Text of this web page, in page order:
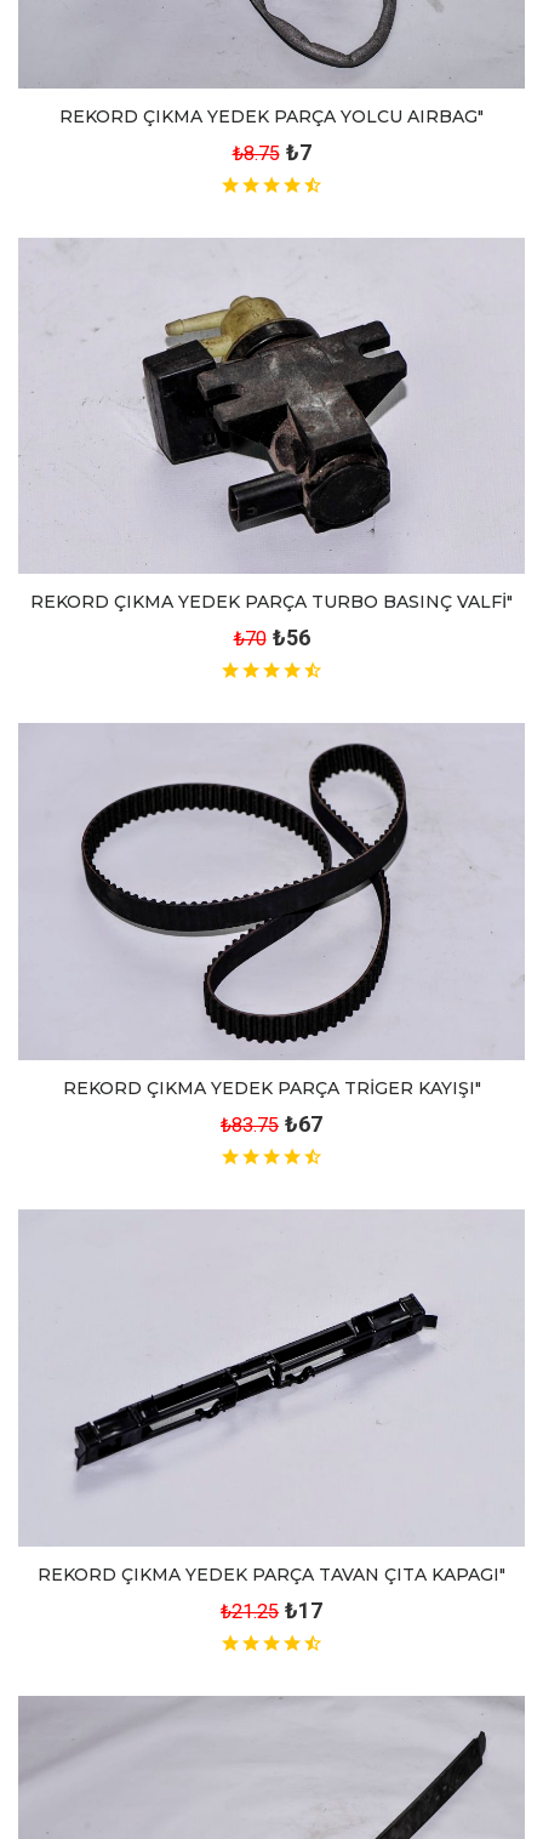
REKORD ÇIKMA YEDEK PARÇA YOLCU AIRBAG"
₺8.75 ₺7
REKORD ÇIKMA YEDEK PARÇA TURBO BASINÇ VALFİ"
₺70 ₺56
REKORD ÇIKMA YEDEK PARÇA TRİGER KAYIŞI"
₺83.75 ₺67
REKORD ÇIKMA YEDEK PARÇA TAVAN ÇITA KAPAGI"
₺21.25 ₺17